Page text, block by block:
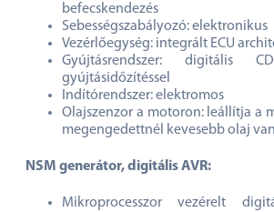
befecskendezés
Sebességszabályozó: elektronikus
Vezérlőegység: integrált ECU
Gyújtásrendszer: digitális
gyújtásidőzítéssel
Indítórendszer: elektromos
Olajszenzor a motoron: leállítja a
megengedettnél kevesebb olaj van
NSM generátor, digitális AVR:
Mikroprocesszor vezérelt